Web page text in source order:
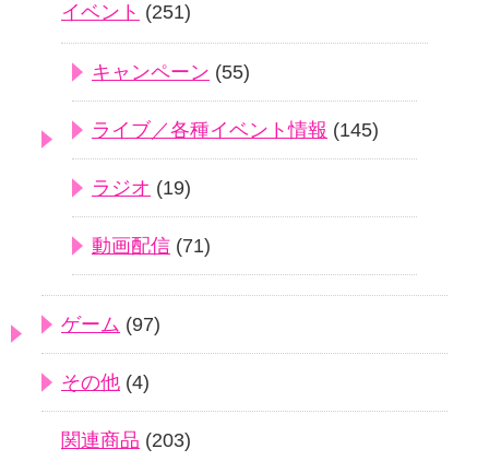
イベント (251)
キャンペーン (55)
ライブ／各種イベント情報 (145)
ラジオ (19)
動画配信 (71)
ゲーム (97)
その他 (4)
関連商品 (203)